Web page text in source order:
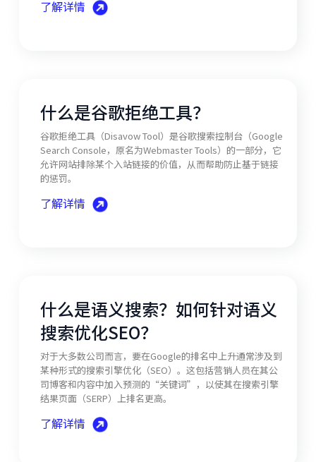
了解详情
什么是谷歌拒绝工具？
谷歌拒绝工具（Disavow Tool）是谷歌搜索控制台（Google
Search Console，原名为Webmaster Tools）的一部分，它
允许网站排除某个入站链接的价值，从而帮助防止基于链接
的惩罚。
了解详情
什么是语义搜索？如何针对语义
搜索优化SEO？
对于大多数公司而言，要在Google的排名中上升通常涉及到
某种形式的搜索引擎优化（SEO）。这包括营销人员在其公
司博客和内容中加入预测的“关键词”，以使其在搜索引擎
结果页面（SERP）上排名更高。
了解详情